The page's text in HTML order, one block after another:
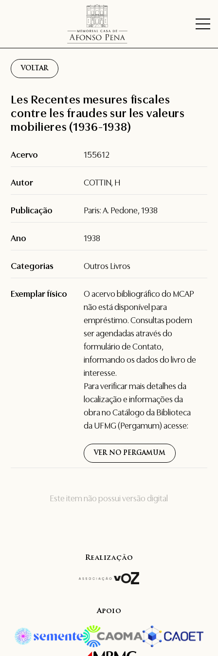
VOLTAR
Este item não possui versão digital
Les Recentes mesures fiscales
contre les fraudes sur les valeurs
mobilieres (1936-1938)
Acervo 155612
Autor COTTIN, H
Publicação Paris: A. Pedone, 1938
Ano 1938
Categorias Outros Livros
Exemplar físico
O acervo bibliográfico do MCAP
não está disponível para
empréstimo. Consultas podem
ser agendadas através do
formulário deContato,
informando os dados do livro de
interesse.
Para verificar mais detalhes da
localização e informações da
obra no Catálogo da Biblioteca
da UFMG (Pergamum) acesse:
VER NO PERGAMUM
Realização
Apoio